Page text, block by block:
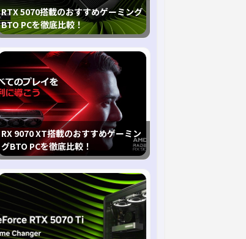
RTX 5070搭載のおすすめゲーミング
BTO PCを徹底比較！
RX 9070 XT搭載のおすすめゲーミン
グBTO PCを徹底比較！